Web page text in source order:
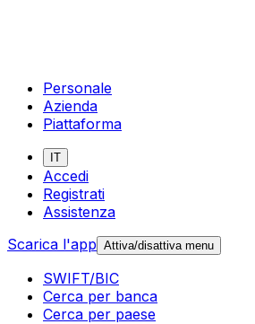
Personale
Azienda
Piattaforma
IT
Accedi
Registrati
Assistenza
Scarica l'app Attiva/disattiva menu
SWIFT/BIC
Cerca per banca
Cerca per paese